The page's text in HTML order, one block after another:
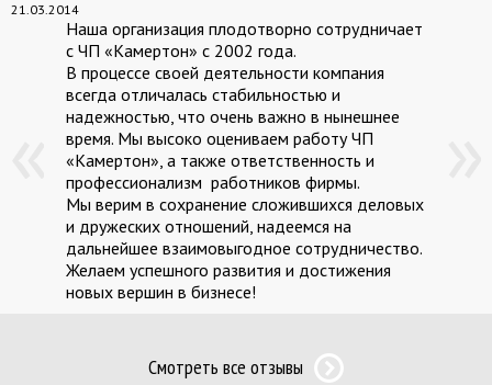
21.03.2014
Наша организация плодотворно сотрудничает
с ЧП «Камертон» с 2002 года.
В процессе своей деятельности компания
всегда отличалась стабильностью и
надежностью, что очень важно в нынешнее
время. Мы высоко оцениваем работу ЧП
«Камертон», а также ответственность и
профессионализм работников фирмы.
Мы верим в сохранение сложившихся деловых
и дружеских отношений, надеемся на
дальнейшее взаимовыгодное сотрудничество.
Желаем успешного развития и достижения
новых вершин в бизнесе!
Смотреть все отзывы